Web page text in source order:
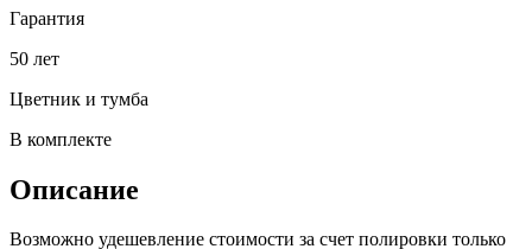
Гарантия
50 лет
Цветник и тумба
В комплекте
Описание
Возможно удешевление стоимости за счет полировки только